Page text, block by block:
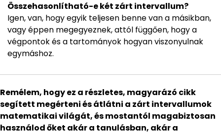
Összehasonlítható-e két zárt intervallum?
Igen, van, hogy egyik teljesen benne van a másikban,
vagy éppen megegyeznek, attól függően, hogy a
végpontok és a tartományok hogyan viszonyulnak
egymáshoz.
Remélem, hogy ez a részletes, magyarázó cikk
segített megérteni és átlátni a zárt intervallumok
matematikai világát, és mostantól magabiztosan
használod őket akár a tanulásban, akár a